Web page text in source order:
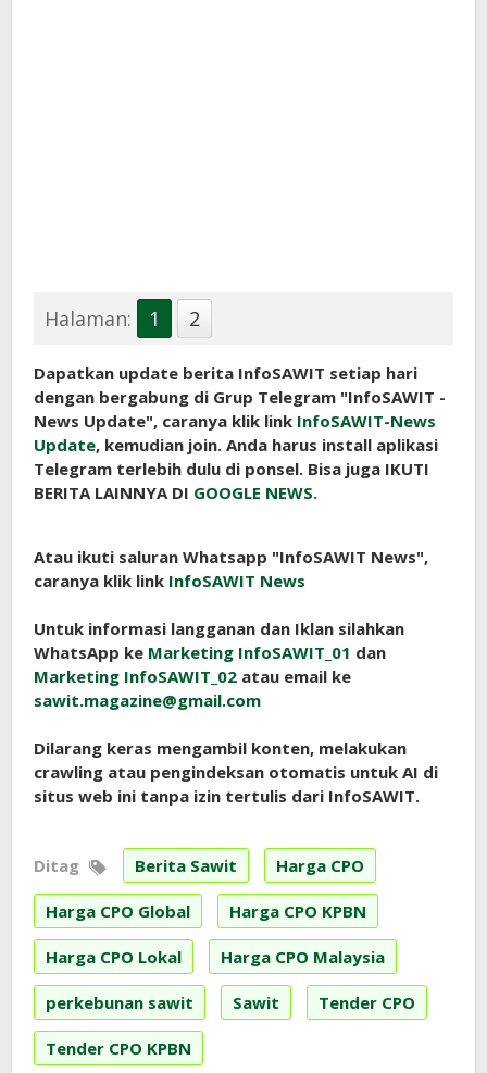
Halaman: 1 2
Dapatkan update berita InfoSAWIT setiap hari
dengan bergabung di Grup Telegram "InfoSAWIT -
News Update", caranya klik link InfoSAWIT-News
Update, kemudian join. Anda harus install aplikasi
Telegram terlebih dulu di ponsel. Bisa juga IKUTI
BERITA LAINNYA DI GOOGLE NEWS.
Atau ikuti saluran Whatsapp "InfoSAWIT News",
caranya klik link InfoSAWIT News
Untuk informasi langganan dan Iklan silahkan
WhatsApp ke Marketing InfoSAWIT_01 dan
Marketing InfoSAWIT_02 atau email ke
sawit.magazine@gmail.com
Dilarang keras mengambil konten, melakukan
crawling atau pengindeksan otomatis untuk AI di
situs web ini tanpa izin tertulis dari InfoSAWIT.
Ditag Berita Sawit Harga CPO
Harga CPO Global Harga CPO KPBN
Harga CPO Lokal Harga CPO Malaysia
perkebunan sawit Sawit Tender CPO
Tender CPO KPBN